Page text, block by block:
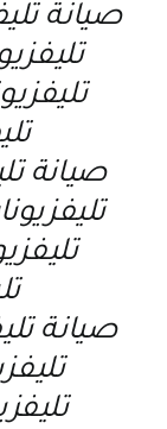
صيانة
صيانة
صيانة